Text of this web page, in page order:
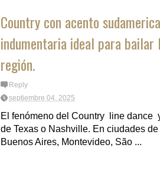
Country con acento
indumentaria ideal para bailar
región.
Reply
septiembre 04, 2025
El fenómeno del Country line dance
de Texas o Nashville. En ciudades
Buenos Aires, Montevideo, São ...